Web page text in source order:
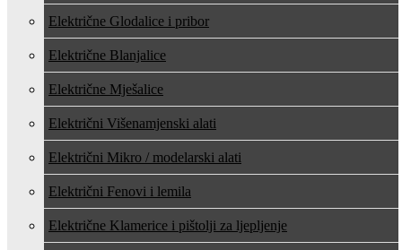
Električne Glodalice i pribor
Električne Blanjalice
Električne Mješalice
Električni Višenamjenski alati
Električni Mikro / modelarski alati
Električni Fenovi i lemila
Električne Klamerice i pištolji za ljepljenje